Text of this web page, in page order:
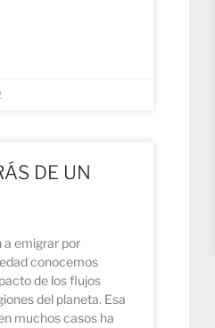
DE UN
a emigrar por
conocemos
de los flujos
del planeta. Esa
muchos casos ha